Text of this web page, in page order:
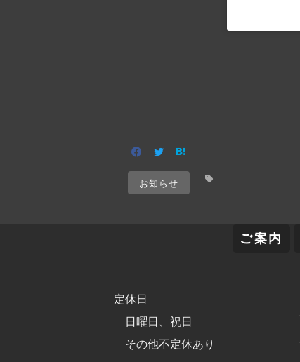
お知らせ
ご案内
定休日
日曜日、祝日
その他不定休あり